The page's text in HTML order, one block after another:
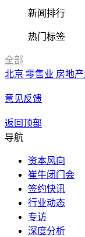
新闻排行
热门标签
全部
北京 零售业 房地
意见反馈
返回顶部
导航
资本风向
崔牛闭门会
签约快讯
行业动态
专访
深度分析